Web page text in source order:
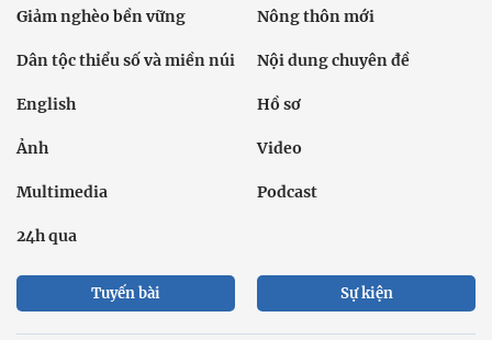
Giảm nghèo bền vững Nông thôn mới
Dân tộc thiểu số và miền núi Nội dung chuyên đề
English Hồ sơ
Ảnh Video
Multimedia Podcast
24h qua
Tuyến bài Sự kiện